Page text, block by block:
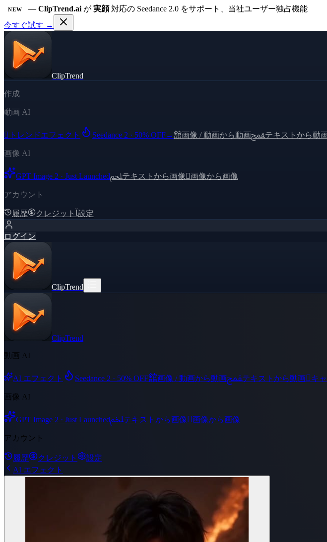
NEW — ClipTrend.aiが 実顔対応の Seedance 2.0 をサポート、当社ユーザー独占機能
今すぐ試す →
ClipTrend
作成
動画 AI
 トレンドエフェクト Seedance 2 · 50% OFF→舘画像 / 動画から動画ﵾテキストから動
画像 AI
GPT Image 2 · Just Launchedﶅテキストから画像 画像から画像
アカウント
履歴 クレジット ﺂ設定
ログイン
ClipTrend
ClipTrend
動画 AI
AI エフェクト Seedance 2 · 50% OFF舘画像 / 動画から動画ﵾテキストから動画キ
画像 AI
GPT Image 2 · Just Launchedﶅテキストから画像画像から画像
アカウント
履歴 クレジット
設定
AI エフェクト